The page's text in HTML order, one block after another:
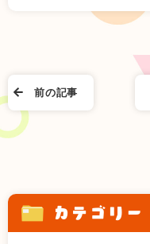
前の記事
カテゴリー